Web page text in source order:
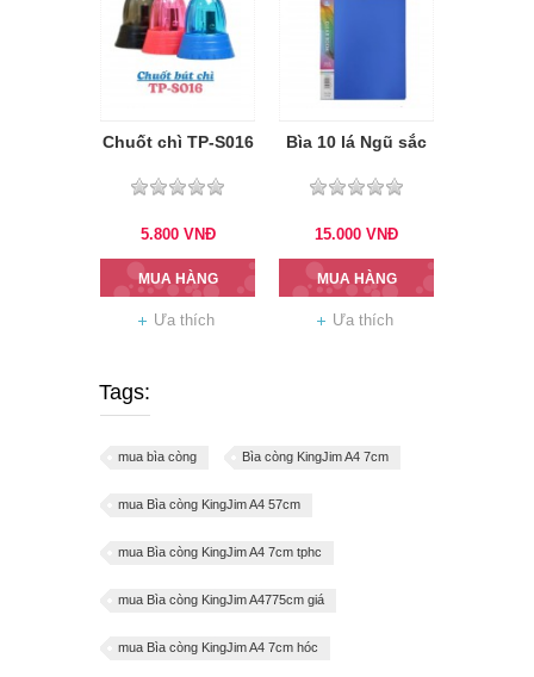
Chuốt chì TP-S016
5.800 VNĐ
MUA HÀNG
Ưa thích
Bìa 10 lá Ngũ sắc
15.000 VNĐ
MUA HÀNG
Ưa thích
Tags:
mua bìa còng Bìa còng KingJim A4 7cm
mua Bìa còng KingJim A4 57cm
mua Bìa còng KingJim A4 7cm tphc
mua Bìa còng KingJim A4775cm giá
mua Bìa còng KingJim A4 7cm hóc